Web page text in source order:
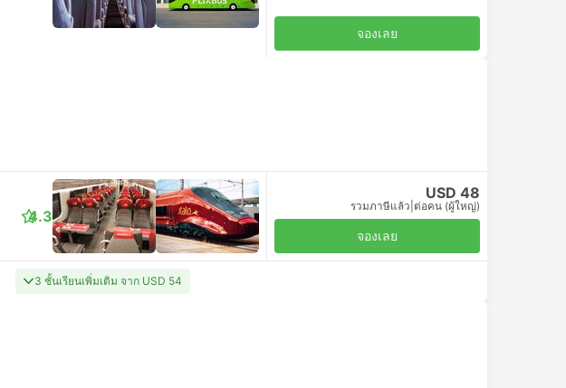
จองเลย
4.3
USD 48
รวมภาษีแล้ว ต่อคน (ผู้ใหญ่)
จองเลย
3 ชั้นเรียนเพิ่มเติม จาก USD 54